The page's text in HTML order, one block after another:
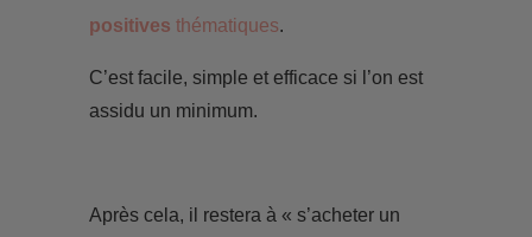
positives thématiques.
C’est facile, simple et efficace si l’on est
assidu un minimum.
Après cela, il restera à « s’acheter un